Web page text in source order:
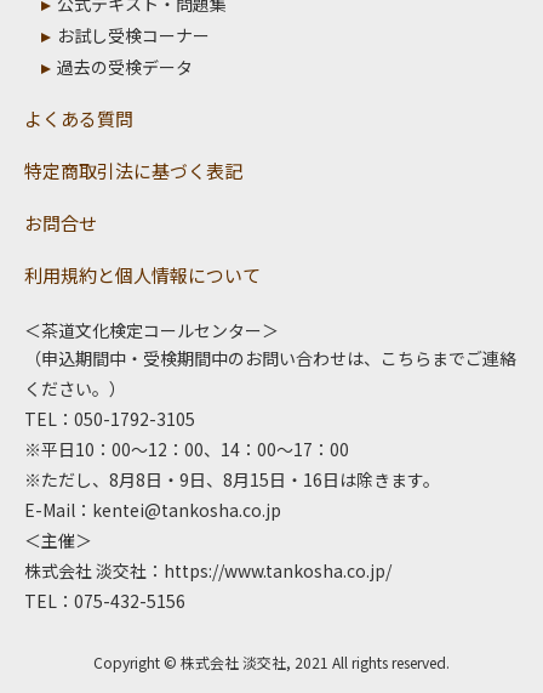
お試し受検コーナー
過去の受検データ
よくある質問
特定商取引法に基づく表記
お問合せ
利用規約と個人情報について
＜茶道文化検定コールセンター＞
（申込期間中・受検期間中のお問い合わせは、こちらまでご連絡
ください。）
TEL：050-1792-3105
※平日10：00～12：00、14：00～17：00
※ただし、8月8日・9日、8月15日・16日は除きます。
E-Mail： kentei@tankosha.co.jp
＜主催＞
株式会社 淡交社： https://www.tankosha.co.jp/
TEL：075-432-5156
Copyright © 株式会社 淡交社, 2021 All rights reserved.